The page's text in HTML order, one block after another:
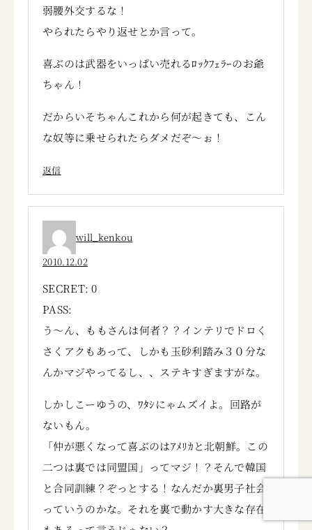
弱腰外交するな！
やられたらやり返せとか言って。
喜ぶのは武器をいっぱい売れるﾛｯｸﾌｪﾗｰのお爺
ちゃん！
だからいそちゃんこれから何が起きても、こん
な奴等に乗せられたらダメだぞ～ぉ！
返信
will_kenkou
2010.12.02
SECRET: 0
PASS:
う～ん、ももさんは何者？？インテリでドロく
さくアクもあって、しかも玉砂利踏み３０分な
んかマジやってるし、、ステキすぎますがな。
しかしこーゆうの、ﾜﾀｼにゃムズイよ。回路が
ないもん。
「仲が悪くなって喜ぶのはｱﾒﾘｶと北朝鮮。この
二つは裏では同盟国」ってマジ！？そんで韓国
と合同訓練？ぞっとする！なんだか裏男子社会
っていうのかな。それを裏で動かす大きな存在